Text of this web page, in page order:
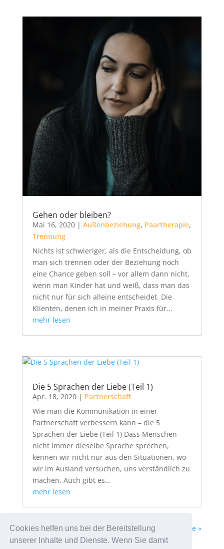
Cookies helfen uns bei der Bereitstellung
unserer Inhalte und Dienste. Wenn Sie damit
Gehen oder bleiben?
Mai 16, 2020| Außenbeziehung, Paartherapie,
Trennung
Nichts ist schwieriger, als die Entscheidung, ob
man sich trennen oder der Beziehung noch
eine Chance geben soll – vor allem dann nicht,
wenn man Kinder hat und weiß, dass man das
nicht nur für sich alleine entscheidet. Die
Klienten, denen ich in meiner Praxis für...
mehr lesen
Die 5 Sprachen der Liebe (Teil 1)
Apr. 18, 2020| Partnerschaft
Wie man die Kommunikation in einer
Partnerschaft verbessern kann – die 5
Sprachen der Liebe (Teil 1) Dass Menschen
nicht immer dieselbe Sprache sprechen,
kennen wir nicht nur aus den Situationen, wo
wir im Ausland versuchen, uns verständlich zu
machen. Auch gibt es...
mehr lesen
« Ältere Einträge Nächste Einträge »